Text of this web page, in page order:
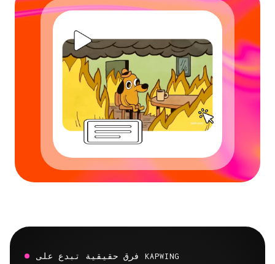
فرق حقيقية تبدع على KAPWING